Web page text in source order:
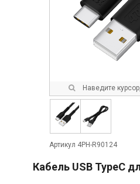
Наведите
Артикул 4PH-R90124
Кабель USB TypeC